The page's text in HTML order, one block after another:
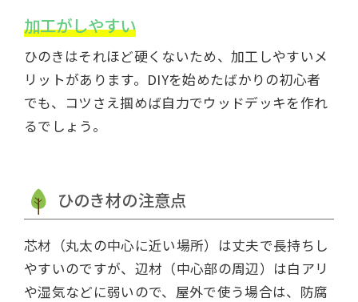
加工がしやすい
ひのきはそれほど硬くないため、加工しやすいメ
リットがあります。DIYを始めたばかりの初心者
でも、コツさえ掴めば自力でウッドデッキを作れ
るでしょう。
ひのき材の注意点
芯材（丸太の中心に近い場所）は丈夫で長持ちし
やすいのですが、辺材（中心部の周辺）は白アリ
や湿気などに弱いので、屋外で使う場合は、防腐